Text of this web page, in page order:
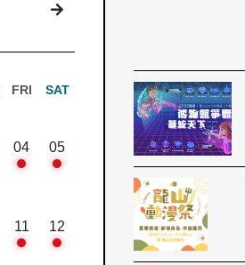
下個月
FRI SAT
04 05
11 12